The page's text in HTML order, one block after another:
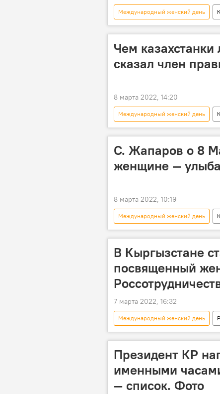
Международный женский день
постановление
Чем казахстанки
сказал член
8 марта 2022, 14:20
Международный женский день
С. Жапаров о 8
женщине —
8 марта 2022, 10:19
Международный женский день
поздравления
В Кыргызстане
посвященный
7 марта 2022, 16:32
Международный женский день
Кыргызстан
Президент КР
именными
— список. Фото